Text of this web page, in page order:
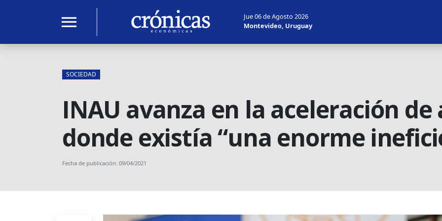
menu
Jue 06 de Agosto 2026
Montevideo, Uruguay
SOCIEDAD
INAU avanza en la aceleración de
donde existía “una enorme
Fecha de publicación: 09/04/2021